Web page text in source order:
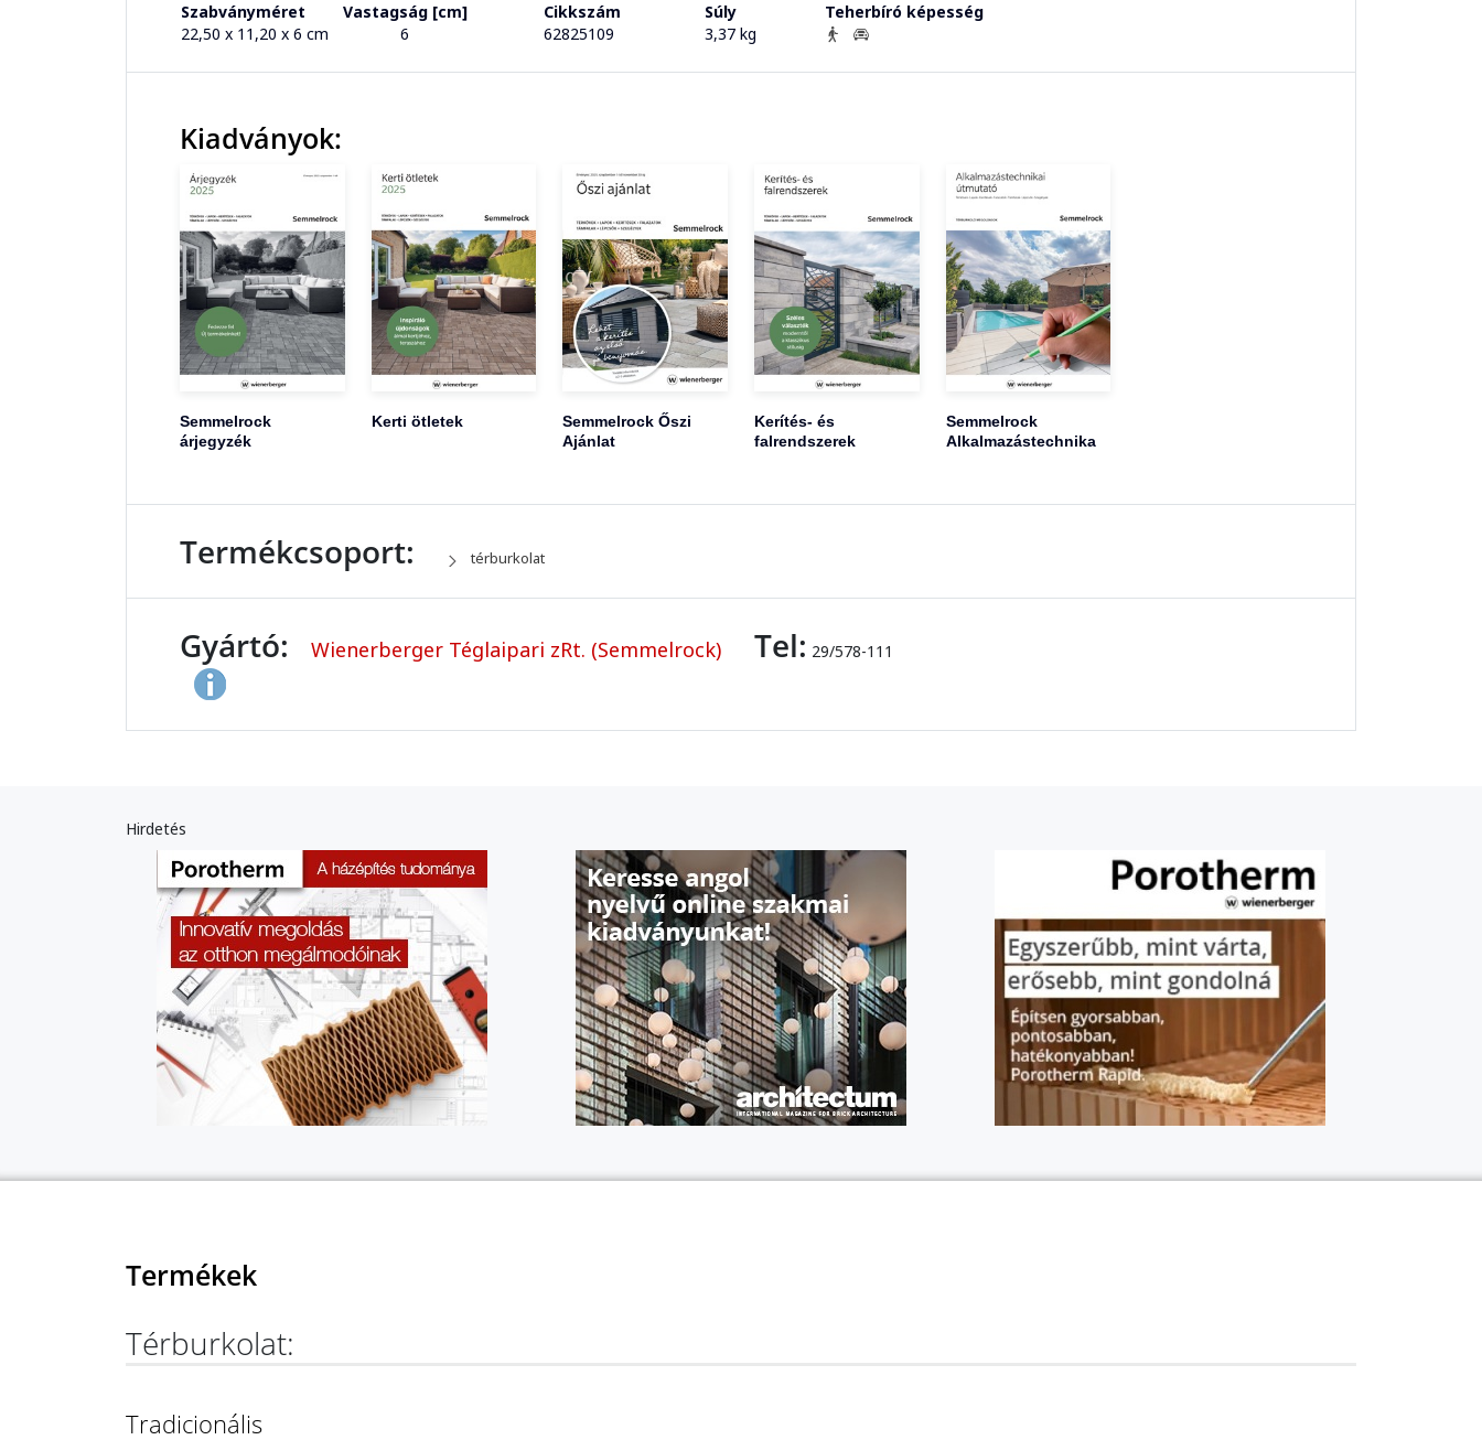
Szabványméret Vastagság [cm] Cikkszám Súly
Teherbíró képesség
22,50 x 11,20 x 6 cm
6 62825109 3,37 kg
Kiadványok:
Semmelrock
árjegyzék
Kerti ötletek
Semmelrock Őszi
Ajánlat
Kerítés- és
falrendszerek
Semmelrock
Alkalmazástechnika
Termékcsoport: térburkolat
Gyártó: Wienerberger Téglaipari zRt. (Semmelrock) Tel: 29/578-111
Hirdetés
Termékek
Térburkolat:
Tradicionális